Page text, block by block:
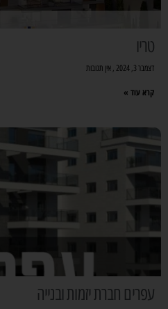
טריו
דצמבר 3, 2024 אין תגובות
קרא עוד »
עפרים חברת יזמות ובנייה